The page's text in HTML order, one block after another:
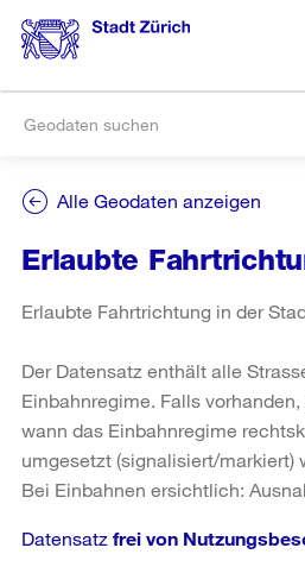
Alle Geodaten anzeigen
Erlaubte
Erlaubte Fahrtrichtung in der
Der Datensatz enthält alle
Einbahnregime. Falls
wann das Einbahnregime
umgesetzt (signalisiert/markiert)
Bei Einbahnen ersichtlich:
Datensatz frei von